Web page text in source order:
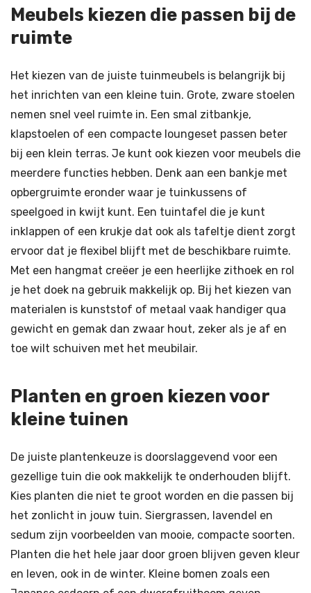
Meubels kiezen die passen bij de
ruimte
Het kiezen van de juiste tuinmeubels is belangrijk bij
het inrichten van een kleine tuin. Grote, zware stoelen
nemen snel veel ruimte in. Een smal zitbankje,
klapstoelen of een compacte loungeset passen beter
bij een klein terras. Je kunt ook kiezen voor meubels die
meerdere functies hebben. Denk aan een bankje met
opbergruimte eronder waar je tuinkussens of
speelgoed in kwijt kunt. Een tuintafel die je kunt
inklappen of een krukje dat ook als tafeltje dient zorgt
ervoor dat je flexibel blijft met de beschikbare ruimte.
Met een hangmat creëer je een heerlijke zithoek en rol
je het doek na gebruik makkelijk op. Bij het kiezen van
materialen is kunststof of metaal vaak handiger qua
gewicht en gemak dan zwaar hout, zeker als je af en
toe wilt schuiven met het meubilair.
Planten en groen kiezen voor
kleine tuinen
De juiste plantenkeuze is doorslaggevend voor een
gezellige tuin die ook makkelijk te onderhouden blijft.
Kies planten die niet te groot worden en die passen bij
het zonlicht in jouw tuin. Siergrassen, lavendel en
sedum zijn voorbeelden van mooie, compacte soorten.
Planten die het hele jaar door groen blijven geven kleur
en leven, ook in de winter. Kleine bomen zoals een